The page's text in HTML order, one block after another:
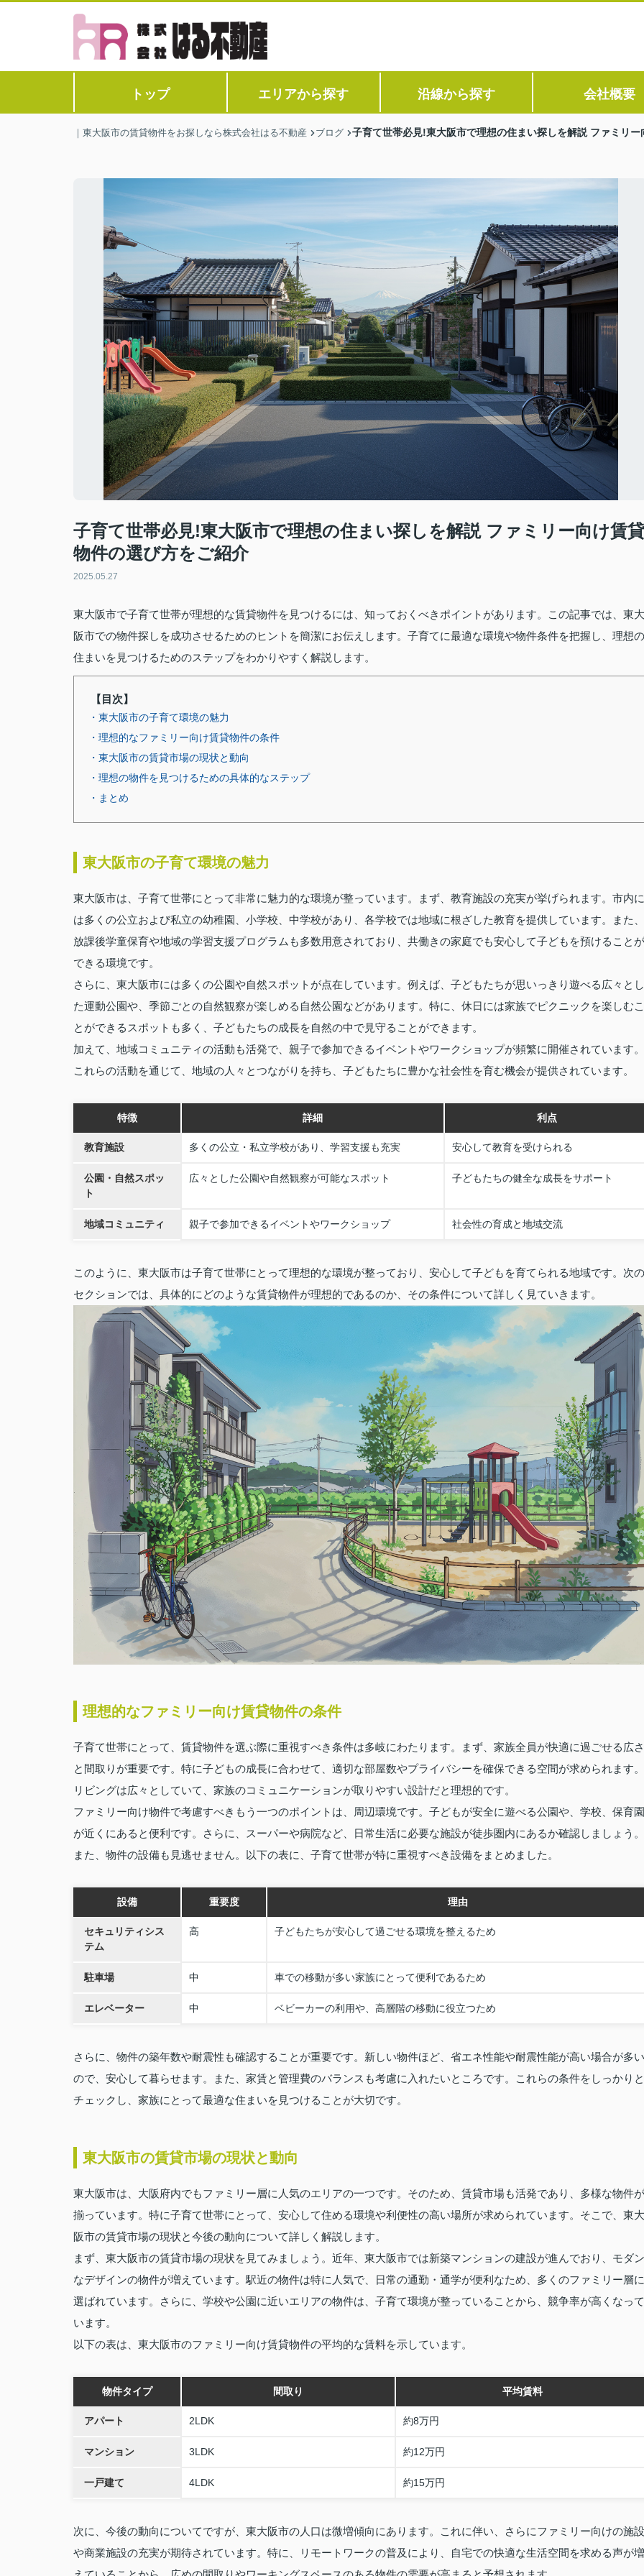
トップ エリアから探す 沿線から探す 会社概要
｜東大阪市の賃貸物件をお探しなら株式会社はる不動産 ブログ 子育て世帯必見!東大阪市で理想の住まい探しを解説 ファミリ
子育て世帯必見!東大阪市で理想の住まい探しを解説 ファミリー向け賃貸
物件の選び方をご紹介
2025.05.27
東大阪市で子育て世帯が理想的な賃貸物件を見つけるには、知っておくべきポイントがあります。この記事では、東大
阪市での物件探しを成功させるためのヒントを簡潔にお伝えします。子育てに最適な環境や物件条件を把握し、理想の
住まいを見つけるためのステップをわかりやすく解説します。
【目次】
・東大阪市の子育て環境の魅力
・理想的なファミリー向け賃貸物件の条件
・東大阪市の賃貸市場の現状と動向
・理想の物件を見つけるための具体的なステップ
・まとめ
東大阪市の子育て環境の魅力
東大阪市は、子育て世帯にとって非常に魅力的な環境が整っています。まず、教育施設の充実が挙げられます。市内に
は多くの公立および私立の幼稚園、小学校、中学校があり、各学校では地域に根ざした教育を提供しています。また、
放課後学童保育や地域の学習支援プログラムも多数用意されており、共働きの家庭でも安心して子どもを預けることが
できる環境です。
さらに、東大阪市には多くの公園や自然スポットが点在しています。例えば、子どもたちが思いっきり遊べる広々とし
た運動公園や、季節ごとの自然観察が楽しめる自然公園などがあります。特に、休日には家族でピクニックを楽しむこ
とができるスポットも多く、子どもたちの成長を自然の中で見守ることができます。
加えて、地域コミュニティの活動も活発で、親子で参加できるイベントやワークショップが頻繁に開催されています。
これらの活動を通じて、地域の人々とつながりを持ち、子どもたちに豊かな社会性を育む機会が提供されています。
特徴 詳細 利点
教育施設 多くの公立・私立学校があり、学習支援も充実 安心して教育を受けられる
公園・自然スポッ
ト
広々とした公園や自然観察が可能なスポット 子どもたちの健全な成長をサポート
地域コミュニティ 親子で参加できるイベントやワークショップ 社会性の育成と地域交流
このように、東大阪市は子育て世帯にとって理想的な環境が整っており、安心して子どもを育てられる地域です。次の
セクションでは、具体的にどのような賃貸物件が理想的であるのか、その条件について詳しく見ていきます。
理想的なファミリー向け賃貸物件の条件
子育て世帯にとって、賃貸物件を選ぶ際に重視すべき条件は多岐にわたります。まず、家族全員が快適に過ごせる広さ
と間取りが重要です。特に子どもの成長に合わせて、適切な部屋数やプライバシーを確保できる空間が求められます。
リビングは広々としていて、家族のコミュニケーションが取りやすい設計だと理想的です。
ファミリー向け物件で考慮すべきもう一つのポイントは、周辺環境です。子どもが安全に遊べる公園や、学校、保育園
が近くにあると便利です。さらに、スーパーや病院など、日常生活に必要な施設が徒歩圏内にあるか確認しましょう。
また、物件の設備も見逃せません。以下の表に、子育て世帯が特に重視すべき設備をまとめました。
設備 重要度 理由
セキュリティシス
テム
高 子どもたちが安心して過ごせる環境を整えるため
駐車場 中 車での移動が多い家族にとって便利であるため
エレベーター 中 ベビーカーの利用や、高層階の移動に役立つため
さらに、物件の築年数や耐震性も確認することが重要です。新しい物件ほど、省エネ性能や耐震性能が高い場合が多い
ので、安心して暮らせます。また、家賃と管理費のバランスも考慮に入れたいところです。これらの条件をしっかりと
チェックし、家族にとって最適な住まいを見つけることが大切です。
東大阪市の賃貸市場の現状と動向
東大阪市は、大阪府内でもファミリー層に人気のエリアの一つです。そのため、賃貸市場も活発であり、多様な物件が
揃っています。特に子育て世帯にとって、安心して住める環境や利便性の高い場所が求められています。そこで、東大
阪市の賃貸市場の現状と今後の動向について詳しく解説します。
まず、東大阪市の賃貸市場の現状を見てみましょう。近年、東大阪市では新築マンションの建設が進んでおり、モダン
なデザインの物件が増えています。駅近の物件は特に人気で、日常の通勤・通学が便利なため、多くのファミリー層に
選ばれています。さらに、学校や公園に近いエリアの物件は、子育て環境が整っていることから、競争率が高くなって
います。
以下の表は、東大阪市のファミリー向け賃貸物件の平均的な賃料を示しています。
物件タイプ 間取り 平均賃料
アパート 2LDK 約8万円
マンション 3LDK 約12万円
一戸建て 4LDK 約15万円
次に、今後の動向についてですが、東大阪市の人口は微増傾向にあります。これに伴い、さらにファミリー向けの施設
や商業施設の充実が期待されています。特に、リモートワークの普及により、自宅での快適な生活空間を求める声が増